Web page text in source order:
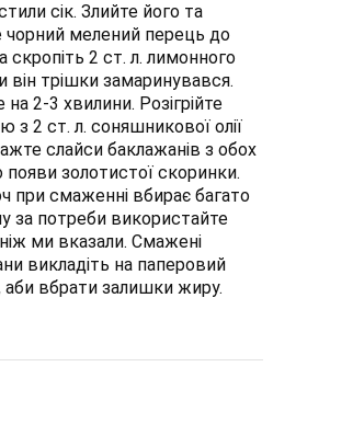
сік. Злийте його та
чорний мелений перець до
скропіть 2 ст. л. лимонного
він трішки замаринувався.
2-3 хвилини. Розігрійте
з 2 ст. л. соняшникової олії
слайси баклажанів з обох
появи золотистої скоринки.
при смаженні вбирає багато
за потреби використайте
ми вказали. Смажені
викладіть на паперовий
вбрати залишки жиру.